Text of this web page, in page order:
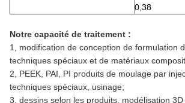
0,38
Notre capacité de traitement :
1, modification de conception de formulation
techniques spéciaux et de matériaux
2, PEEK, PAI, PI produits de moulage par
techniques spéciaux, usinage;
3, dessins selon les produits, modélisation 3D